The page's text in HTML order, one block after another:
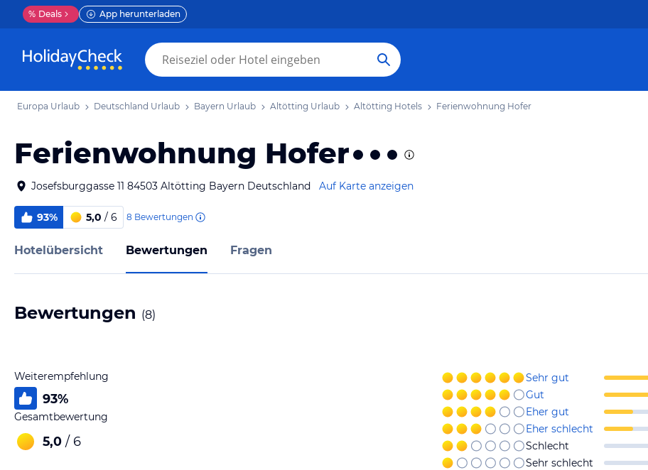
% Deals App herunterladen
Europa Urlaub Deutschland Urlaub Bayern Urlaub Altötting Urlaub Altötting Hotels Ferienwohnung Hofer
Ferienwohnung Hofer
Josefsburggasse 11 84503 Altötting Bayern Deutschland Auf Karte anzeigen
93% 5,0 / 6 8 Bewertungen
Hotelübersicht Bewertungen Fragen
Bewertungen (8)
Weiterempfehlung
93%
Gesamtbewertung
5,0 / 6
Sehr gut
Gut
Eher gut
Eher schlecht
Schlecht
Sehr schlecht